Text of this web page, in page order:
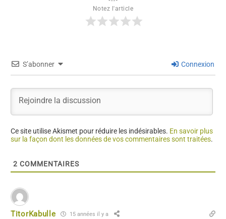
Notez l'article
S’abonner Connexion
Ce site utilise Akismet pour réduire les indésirables. En savoir plus
sur la façon dont les données de vos commentaires sont traitées.
2 COMMENTAIRES
TitorKabulle 15 années il y a